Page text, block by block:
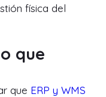
física del
que
que ERP y WMS